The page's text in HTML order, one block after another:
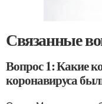
Связанные
Вопрос 1: Какие
коронавируса